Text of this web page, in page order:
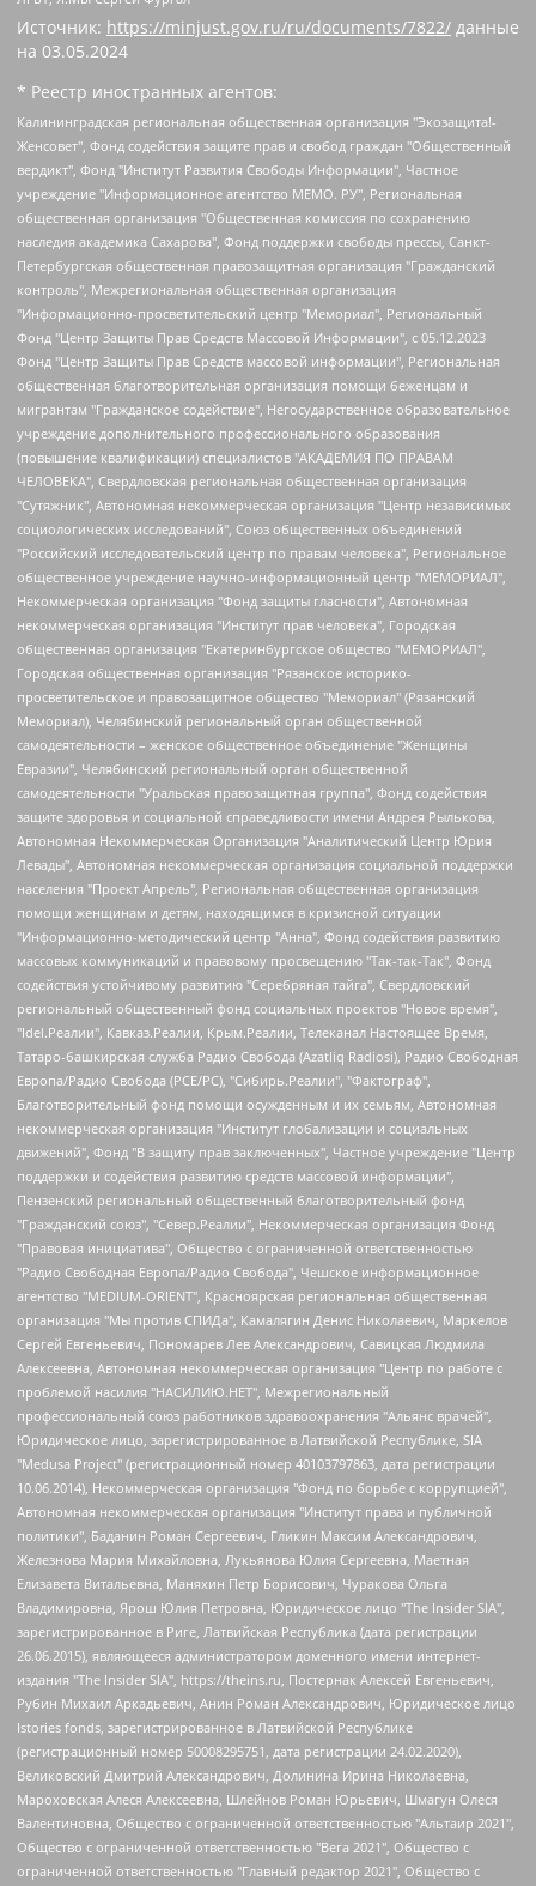
Источник: https://minjust.gov.ru/ru/documents/7822/ данные
на 03.05.2024
* Реестр иностранных агентов:
Калининградская региональная общественная организация "Экозащита!-Женсовет", Фонд содействия защите прав и свобод граждан "Общественный вердикт", Фонд "Институт Развития Свободы Информации", Частное учреждение "Информационное агентство МЕМО. РУ", Региональная общественная организация "Общественная комиссия по сохранению наследия академика Сахарова", Фонд поддержки свободы прессы, Санкт-Петербургская общественная правозащитная организация "Гражданский контроль", Межрегиональная общественная организация "Информационно-просветительский центр "Мемориал", Региональный Фонд "Центр Защиты Прав Средств Массовой Информации", с 05.12.2023 Фонд "Центр Защиты Прав Средств массовой информации", Региональная общественная благотворительная организация помощи беженцам и мигрантам "Гражданское содействие", Негосударственное образовательное учреждение дополнительного профессионального образования (повышение квалификации) специалистов "АКАДЕМИЯ ПО ПРАВАМ ЧЕЛОВЕКА", Свердловская региональная общественная организация "Сутяжник", Автономная некоммерческая организация "Центр независимых социологических исследований", Союз общественных объединений "Российский исследовательский центр по правам человека", Региональное общественное учреждение научно-информационный центр "МЕМОРИАЛ", Некоммерческая организация "Фонд защиты гласности", Автономная некоммерческая организация "Институт прав человека", Городская общественная организация "Екатеринбургское общество "МЕМОРИАЛ", Городская общественная организация "Рязанское историко-просветительское и правозащитное общество "Мемориал" (Рязанский Мемориал), Челябинский региональный орган общественной самодеятельности – женское общественное объединение "Женщины Евразии", Челябинский региональный орган общественной самодеятельности "Уральская правозащитная группа", Фонд содействия защите здоровья и социальной справедливости имени Андрея Рылькова, Автономная Некоммерческая Организация "Аналитический Центр Юрия Левады", Автономная некоммерческая организация социальной поддержки населения "Проект Апрель", Региональная общественная организация помощи женщинам и детям, находящимся в кризисной ситуации "Информационно-методический центр "Анна", Фонд содействия развитию массовых коммуникаций и правовому просвещению "Так-так-Так", Фонд содействия устойчивому развитию "Серебряная тайга", Свердловский региональный общественный фонд социальных проектов "Новое время", "Idel.Реалии", Кавказ.Реалии, Крым.Реалии, Телеканал Настоящее Время, Татаро-башкирская служба Радио Свобода (Azatliq Radiosi), Радио Свободная Европа/Радио Свобода (PCE/PC), "Сибирь.Реалии", "Фактограф", Благотворительный фонд помощи осужденным и их семьям, Автономная некоммерческая организация "Институт глобализации и социальных движений", Фонд "В защиту прав заключенных", Частное учреждение "Центр поддержки и содействия развитию средств массовой информации", Пензенский региональный общественный благотворительный фонд "Гражданский союз", "Север.Реалии", Некоммерческая организация Фонд "Правовая инициатива", Общество с ограниченной ответственностью "Радио Свободная Европа/Радио Свобода", Чешское информационное агентство "MEDIUM-ORIENT", Красноярская региональная общественная организация "Мы против СПИДа", Камалягин Денис Николаевич, Маркелов Сергей Евгеньевич, Пономарев Лев Александрович, Савицкая Людмила Алексеевна, Автономная некоммерческая организация "Центр по работе с проблемой насилия "НАСИЛИЮ.НЕТ", Межрегиональный профессиональный союз работников здравоохранения "Альянс врачей", Юридическое лицо, зарегистрированное в Латвийской Республике, SIA "Medusa Project" (регистрационный номер 40103797863, дата регистрации 10.06.2014), Некоммерческая организация "Фонд по борьбе с коррупцией", Автономная некоммерческая организация "Институт права и публичной политики", Баданин Роман Сергеевич, Гликин Максим Александрович, Железнова Мария Михайловна, Лукьянова Юлия Сергеевна, Маетная Елизавета Витальевна, Маняхин Петр Борисович, Чуракова Ольга Владимировна, Ярош Юлия Петровна, Юридическое лицо "The Insider SIA", зарегистрированное в Риге, Латвийская Республика (дата регистрации 26.06.2015), являющееся администратором доменного имени интернет-издания "The Insider SIA", https://theins.ru, Постернак Алексей Евгеньевич, Рубин Михаил Аркадьевич, Анин Роман Александрович, Юридическое лицо Istories fonds, зарегистрированное в Латвийской Республике (регистрационный номер 50008295751, дата регистрации 24.02.2020), Великовский Дмитрий Александрович, Долинина Ирина Николаевна, Мароховская Алеся Алексеевна, Шлейнов Роман Юрьевич, Шмагун Олеся Валентиновна, Общество с ограниченной ответственностью "Альтаир 2021", Общество с ограниченной ответственностью "Вега 2021", Общество с ограниченной ответственностью "Главный редактор 2021", Общество с ограниченной ответственностью "Ромашки монолит", Важенков Артем Валерьевич, Ивановская областная общественная организация "Центр гендерных исследований", Гурман Юрий Альбертович, Медиапроект "ОВД-Инфо", Егоров Владимир Владимирович, Жилинский Владимир Александрович, Общество с ограниченной ответственностью "ЗП", Иванова София Юрьевна, Карезина Инна Павловна, Кильтау Екатерина Викторовна, Петров Алексей Викторович, Пискунов Сергей Евгеньевич, Смирнов Сергей Сергеевич, Тихонов Михаил Сергеевич, Общество с ограниченной ответственностью "ЖУРНАЛИСТ-ИНОСТРАННЫЙ АГЕНТ", Арапова Галина Юрьевна, Вольтская Татьяна Анатольевна, Американская компания "Mason G.E.S. Anonymous Foundation" (США), являющаяся владельцем интернет-издания https://mnews.world/, Компания "Stichting Bellingcat", зарегистрированная в Нидерландах (дата регистрации 11.07.2018), Захаров Андрей Вячеславович, Клепиковская Екатерина Дмитриевна, Общество с ограниченной ответственностью "МЕМО", Перл Роман Александрович, Симонов Евгений Алексеевич, Соловьева Елена Анатольевна, Сотников Даниил Владимирович, Сурначева Елизавета Дмитриевна, Автономная некоммерческая организация по защите прав человека и информированию населения "Якутия – Наше Мнение", Общество с ограниченной ответственностью "Москоу диджитал медиа", с 26.01.2023 Общество с ограниченной ответственностью "Чайка Белые сады", Ветошкина Валерия Валерьевна, Заговора Максим Александрович, Межрегиональное общественное движение "Российская ЛГБТ - сеть", Оленичев Максим Владимирович, Павлов Иван Юрьевич, Скворцова Елена Сергеевна, Общество с ограниченной ответственностью "Как бы инагент", Кочетков Игорь Викторович, Общество с ограниченной ответственностью "Честные выборы", Еланчик Олег Александрович, Общество с ограниченной ответственностью "Нобелевский призыв", Гималова Регина Эмилевна, Григорьев Андрей Валерьевич, Григорьева Алина Александровна, Ассоциация по содействию защите прав призывников, альтернативнослужащих и военнослужащих "Правозащитная группа "Гражданин.Армия.Право", Хисамова Регина Фаритовна, Автономная некоммерческая организация по реализации социально-правовых программ "Лилит", Дальневосточное общественное движение "Маяк", Санкт-Петербургская ЛГБТ-инициативная группа "Выход", Инициативная группа ЛГБТ+ "Реверс", Алексеев Андрей Викторович, Бекбулатова Таисия Львовна, Беляев Иван Михайлович, Владыкина Елена Сергеевна, Гельман Марат Александрович, Никульшина Вероника Юрьевна, Толоконникова Надежда Андреевна, Шендерович Виктор Анатольевич, Общество с ограниченной ответственностью "Данное сообщение", Общество с ограниченной ответственностью Издательский дом "Новая глава", Айнбиндер Александра Александровна, Московский комьюнити-центр для ЛГБТ+инициатив, Благотворительный фонд развития филантропии, Deutsche Welle (Германия, Kurt-Schumacher-Strasse 3, 53113 Bonn), Борзунова Мария Михайловна, Воробьев Виктор Викторович, Голубева Анна Львовна, Константинова Алла Михайловна, Малкова Ирина Владимировна, Мурадов Мурад Абдулгалимович, Осетинская Елизавета Николаевна, Понасенков Евгений Николаевич, Ганапольский Матвей Юрьевич, Киселев Евгений Алексеевич, Борухович Ирина Григорьевна, Дремин Иван Тимофеевич, Дубровский Дмитрий Викторович, Красноярская региональная общественная организация поддержки и развития альтернативных образовательных технологий и межкультурных коммуникаций "ИНТЕРРА", Маяковская Екатерина Алексеевна, Фейгин Марк Захарович, Филимонов Андрей Викторович, Дзугкоева Регина Николаевна, Доброхотов Роман Александрович, Дудь Юрий Александрович, Елкин Сергей Владимирович, Кругликов Кирилл Игоревич, Сабунаева Мария Леонидовна, Семенов Алексей Владимирович, Шаинян Карен Багратович, Шульман Екатерина Михайловна, Асафьев Артур Валерьевич, Вахштайн Виктор Семенович, Венедиктов Алексей Алексеевич, Лушникова Екатерина Евгеньевна, Волков Леонид Михайлович, Невзоров Александр Глебович, Пархоменко Сергей Борисович, Сироткин Ярослав Николаевич, Кара-Мурза Владимир Владимирович, Баранова Наталья Владимировна, Гозман Леонид Яковлевич, Кагарлицкий Борис Юльевич, Климарев Михаил Валерьевич, Милов Владимир Станиславович, Автономная некоммерческая организация Краснодарский центр современного искусства "Типография", Моргенштерн Алишер Тагирович, Соболь Любовь Эдуардовна, Общество с ограниченной ответственностью "ЛИЗА НОРМ", Каспаров Гарри Кимович, Ходорковский Михаил Борисович, Общество с ограниченной ответственностью "Апрельские тезисы", Данилович Ирина Брониславовна, Кашин Олег Владимирович, Петров Николай Владимирович, Пивоваров Алексей Владимирович, Соколов Михаил Владимирович, Цветкова Юлия Владимировна, Чичваркин Евгений Александрович, Комитет против пыток/Команда против пыток, Общество с ограниченной ответственностью "Первый научный", Общество с ограниченной ответственностью "Вертолет и ко", Белоцерковская Вероника Борисовна, Кац Максим Евгеньевич, Лазарева Татьяна Юрьевна, Шаведдинов Руслан Табризович, Яшин Илья Валерьевич, Общество с ограниченной ответственностью "Иноагент ААВ", Алешковский Дмитрий Петрович, Альбац Евгения Марковна, Быков Дмитрий Львович, Галямина Юлия Евгеньевна, Лойко Сергей Леонидович, Мартынов Кирилл Константинович, Медведев Сергей Александрович, Крашенинников Федор Геннадиевич, Гордеева Катерина Вл